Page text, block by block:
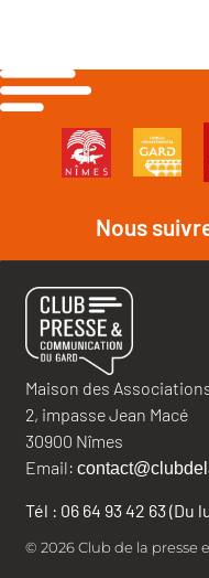
Nous
Maison des
2, impasse Jean Macé
30900 Nîmes
Email:
Tél : 06 64 93 42 63 (Du
© 2026 Club de la presse